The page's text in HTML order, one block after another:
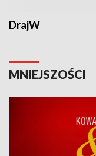
DrajW
MNIEJSZOŚCI